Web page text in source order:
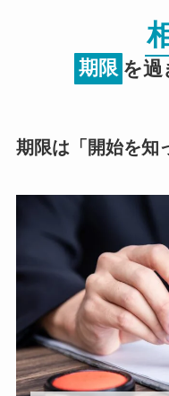
期限 を過
期限は「開始を知